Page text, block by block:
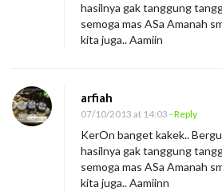
hasilnya gak tanggung
semoga mas ASa Amanah
kita juga.. Aamiin
arfiah
07/10/2013 at 14:03 - Reply
KerOn banget kakek..
hasilnya gak tanggung
semoga mas ASa Amanah
kita juga.. Aamiinn